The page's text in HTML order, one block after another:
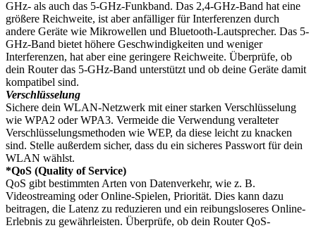
GHz- als auch das 5-GHz-Funkband. Das 2,4-GHz-Band hat eine
größere Reichweite, ist aber anfälliger für Interferenzen durch
andere Geräte wie Mikrowellen und Bluetooth-Lautsprecher. Das 5-
GHz-Band bietet höhere Geschwindigkeiten und weniger
Interferenzen, hat aber eine geringere Reichweite. Überprüfe, ob
dein Router das 5-GHz-Band unterstützt und ob deine Geräte damit
kompatibel sind.
Verschlüsselung
Sichere dein WLAN-Netzwerk mit einer starken Verschlüsselung
wie WPA2 oder WPA3. Vermeide die Verwendung veralteter
Verschlüsselungsmethoden wie WEP, da diese leicht zu knacken
sind. Stelle außerdem sicher, dass du ein sicheres Passwort für dein
WLAN wählst.
*QoS (Quality of Service)
QoS gibt bestimmten Arten von Datenverkehr, wie z. B.
Videostreaming oder Online-Spielen, Priorität. Dies kann dazu
beitragen, die Latenz zu reduzieren und ein reibungsloseres Online-
Erlebnis zu gewährleisten. Überprüfe, ob dein Router QoS-